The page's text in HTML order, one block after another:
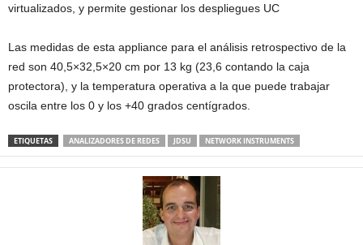
virtualizados, y permite gestionar los despliegues UC
Las medidas de esta appliance para el análisis retrospectivo de la
red son 40,5×32,5×20 cm por 13 kg (23,6 contando la caja
protectora), y la temperatura operativa a la que puede trabajar
oscila entre los 0 y los +40 grados centígrados.
ETIQUETAS ANALIZADORES DE REDES JDSU NETWORK INSTRUMENTS